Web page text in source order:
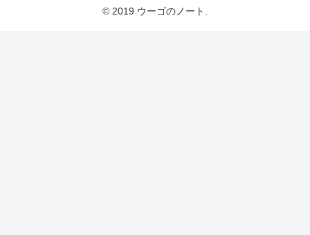
© 2019 ウーゴのノート.